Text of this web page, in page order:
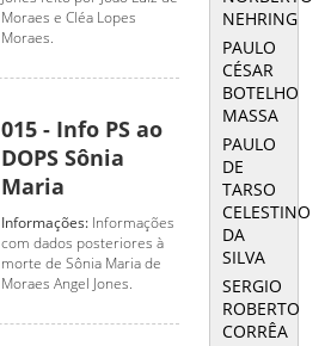
Moraes e Cléa Lopes
Moraes.
015 - Info PS ao
DOPS Sônia
Maria
Informações: Informações
com dados posteriores à
morte de Sônia Maria de
Moraes Angel Jones.
NEHRING
PAULO
CÉSAR
BOTELHO
MASSA
PAULO
DE
TARSO
CELESTINO
DA
SILVA
SERGIO
ROBERTO
CORRÊA